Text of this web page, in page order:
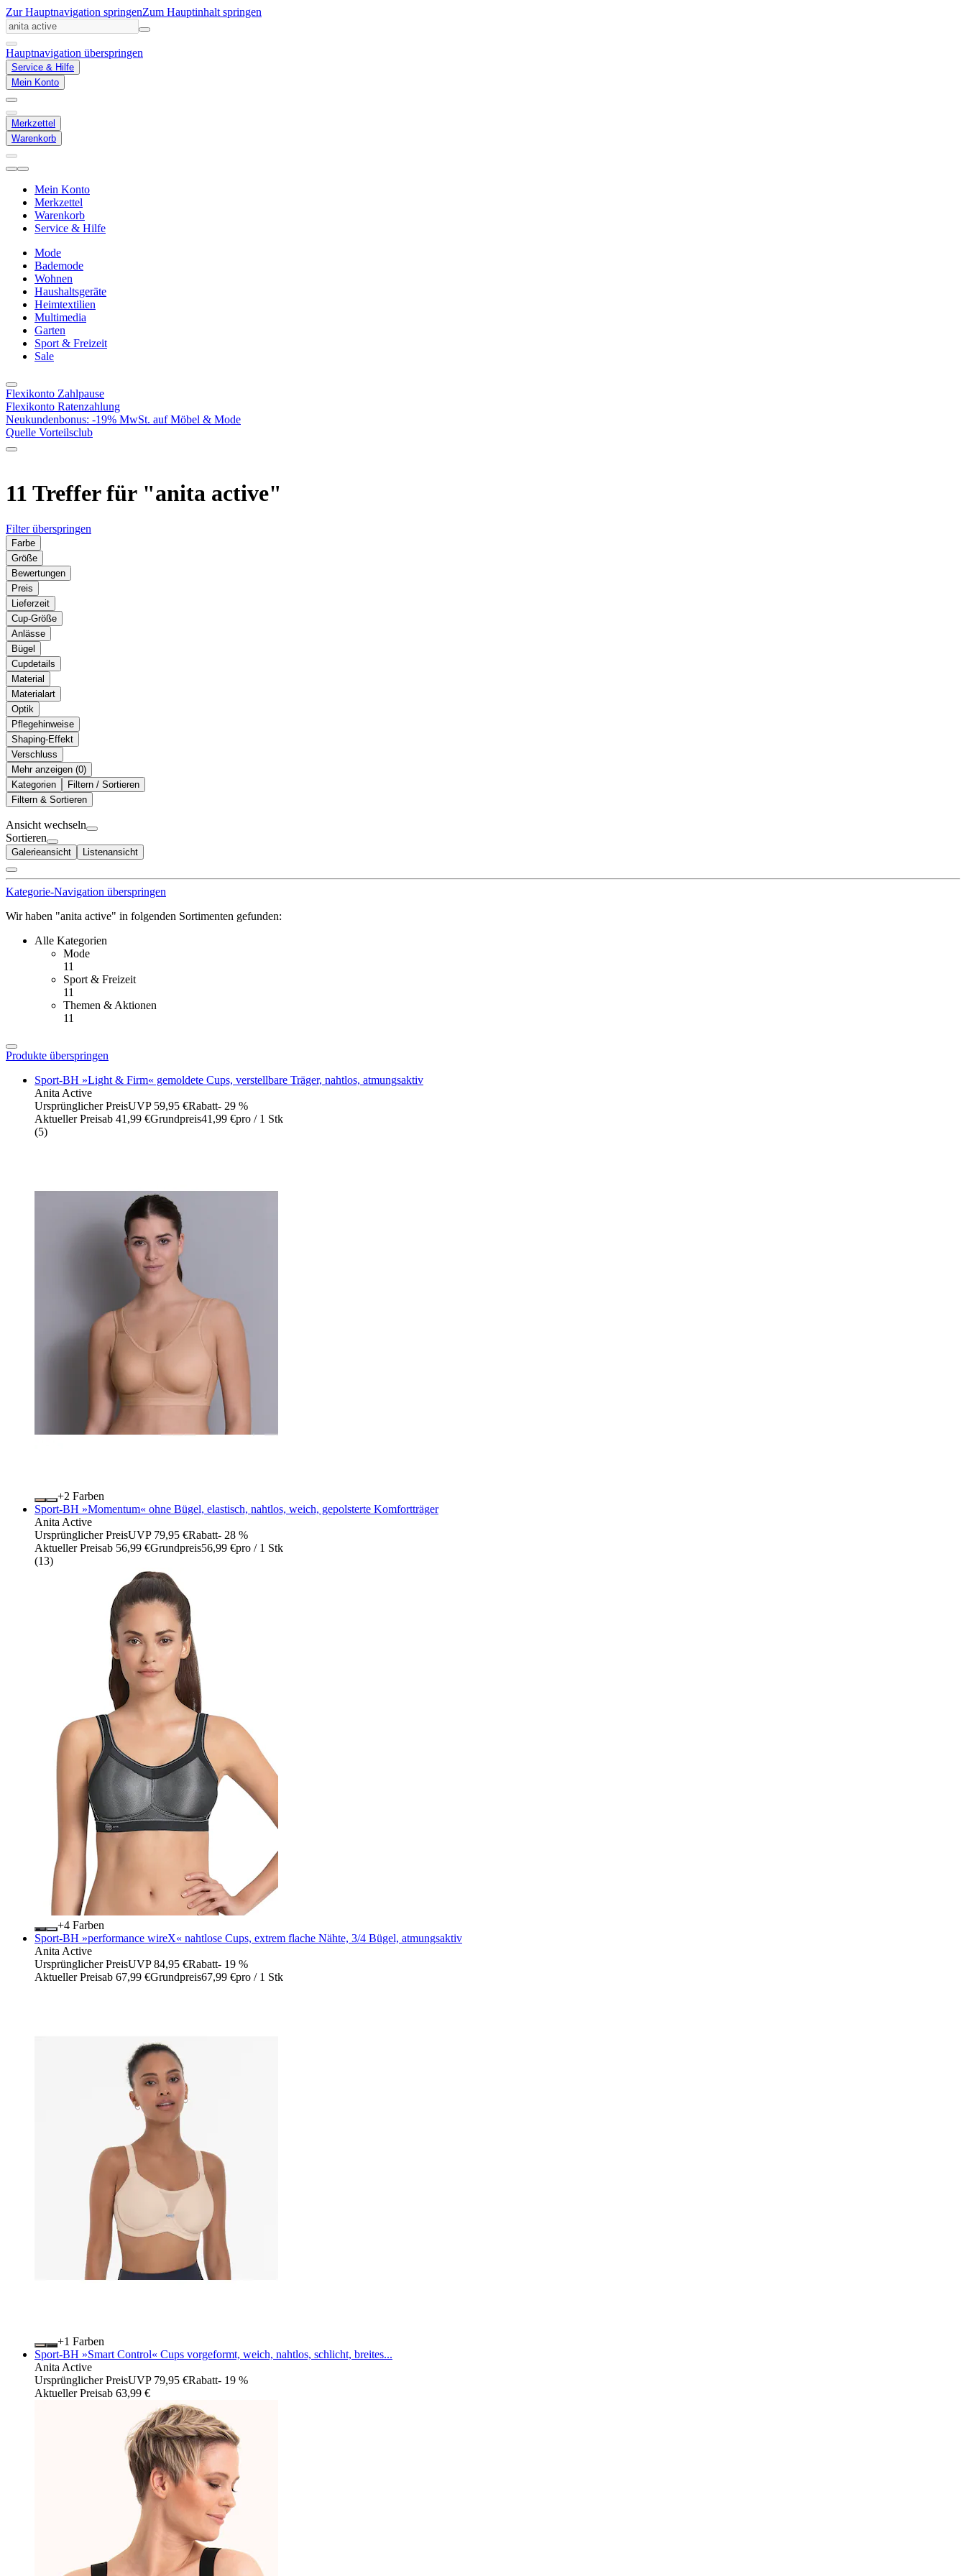
Zur Hauptnavigation springenZum Hauptinhalt springen
Hauptnavigation überspringen
Service & Hilfe
Mein Konto
Merkzettel
Warenkorb
Mein Konto
Merkzettel
Warenkorb
Service & Hilfe
Mode
Bademode
Wohnen
Haushaltsgeräte
Heimtextilien
Multimedia
Garten
Sport & Freizeit
Sale
Flexikonto Zahlpause
Flexikonto Ratenzahlung
Neukundenbonus: -19% MwSt. auf Möbel & Mode
Quelle Vorteilsclub
11 Treffer für "anita active"
Filter überspringen
Farbe
Größe
Bewertungen
Preis
Lieferzeit
Cup-Größe
Anlässe
Bügel
Cupdetails
Material
Materialart
Optik
Pflegehinweise
Shaping-Effekt
Verschluss
Mehr anzeigen ( )
Kategorien
Filtern / Sortieren
Filtern & Sortieren
Ansicht wechseln
Sortieren
Galerieansicht Listenansicht
Kategorie-Navigation überspringen
Wir haben "anita active" in folgenden Sortimenten gefunden:
Alle Kategorien
Mode
11
Sport & Freizeit
11
Themen & Aktionen
11
Produkte überspringen
Sport-BH »Light & Firm« gemoldete Cups, verstellbare Träger, nahtlos, atmungsaktiv
Anita Active
Ursprünglicher PreisUVP 59,95 €Rabatt- 29 %
Aktueller Preisab 41,99 €Grundpreis41,99 €pro / 1 Stk
(5)
+
Farben
Sport-BH »Momentum« ohne Bügel, elastisch, nahtlos, weich, gepolsterte Komfortträger
Anita Active
Ursprünglicher PreisUVP 79,95 €Rabatt- 28 %
Aktueller Preisab 56,99 €Grundpreis56,99 €pro / 1 Stk
(13)
+
Farben
Sport-BH »performance wireX« nahtlose Cups, extrem flache Nähte, 3/4 Bügel, atmungsaktiv
Anita Active
Ursprünglicher PreisUVP 84,95 €Rabatt- 19 %
Aktueller Preisab 67,99 €Grundpreis67,99 €pro / 1 Stk
+
Farben
Sport-BH »Smart Control« Cups vorgeformt, weich, nahtlos, schlicht, breites...
Anita Active
Ursprünglicher PreisUVP 79,95 €Rabatt- 19 %
Aktueller Preisab 63,99 €